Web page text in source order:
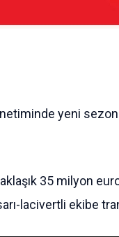
yeni
35 milyon
lacivertli ekibe